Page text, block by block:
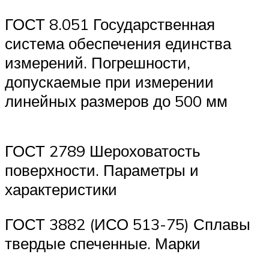
ГОСТ 8.051 Государственная
система обеспечения единства
измерений. Погрешности,
допускаемые при измерении
линейных размеров до 500 мм
ГОСТ 2789 Шероховатость
поверхности. Параметры и
характеристики
ГОСТ 3882 (ИСО 513-75) Сплавы
твердые спеченные. Марки